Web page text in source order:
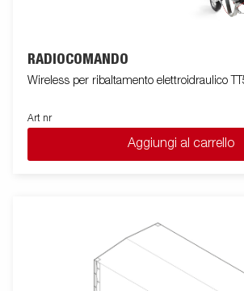
RADIOCOMANDO
Wireless per ribaltamento elettroidraulico
Art nr
Aggiungi al carrello